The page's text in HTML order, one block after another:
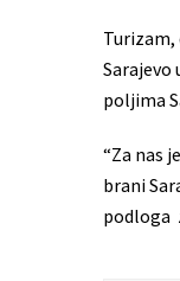
Sarajevo
poljima
“Za nas
brani
podloga